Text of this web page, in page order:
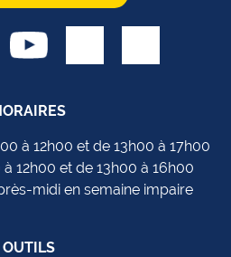
à 12h00 et de 13h00 à 17h00
12h00 et de 13h00 à 16h00
midi en semaine impaire
OUTILS